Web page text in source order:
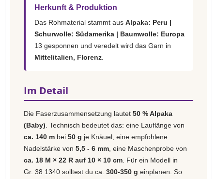
Herkunft & Produktion
Das Rohmaterial stammt aus Alpaka: Peru |
Schurwolle: Südamerika | Baumwolle: Europa
13 gesponnen und veredelt wird das Garn in
Mittelitalien, Florenz
Im Detail
Die Faserzusammensetzung lautet 50 % Alpaka
(Baby) . Technisch bedeutet das: eine Lauflänge von
ca. 140 m bei 50 g je Knäuel, eine empfohlene
Nadelstärke von 5,5 - 6 mm , eine Maschenprobe von
ca. 18 M × 22 R auf 10 × 10 cm . Für ein Modell in
Gr. 38 1340 solltest du ca. 300-350 g einplanen. So